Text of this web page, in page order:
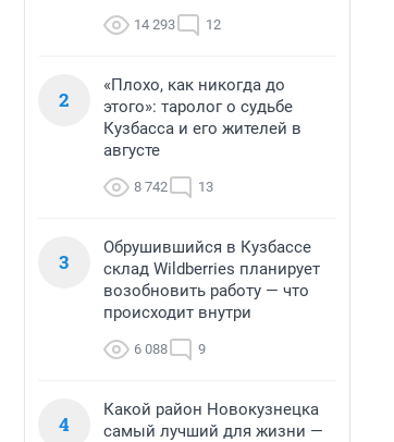
14 293 12
2
«Плохо, как никогда до
этого»: таролог о судьбе
Кузбасса и его жителей в
августе
8 742 13
3
Обрушившийся в Кузбассе
склад Wildberries планирует
возобновить работу — что
происходит внутри
6 088 9
4
Какой район Новокузнецка
самый лучший для жизни —